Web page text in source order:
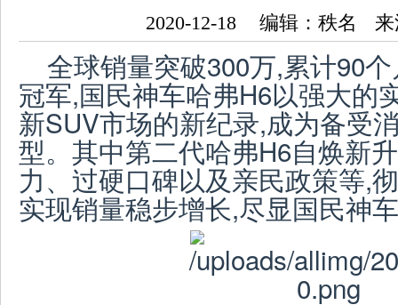
2020-12-18 编辑：秩名
全球销量突破300万,累计90
冠军,国民神车哈弗H6以强大的
新SUV市场的新纪录,成为备受
型。其中第二代哈弗H6自焕新
力、过硬口碑以及亲民政策等,
实现销量稳步增长,尽显国民神